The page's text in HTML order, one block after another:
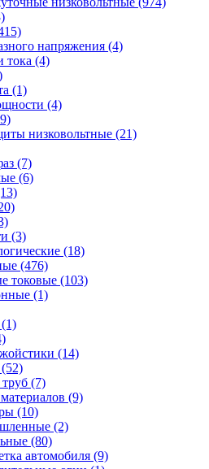
напряжения (4)
тока (4)
(1)
(4)
низковольтные (21)
(7)
(6)
(3)
(18)
(476)
токовые (103)
(1)
(14)
(7)
(9)
(10)
(2)
(80)
автомобиля (9)